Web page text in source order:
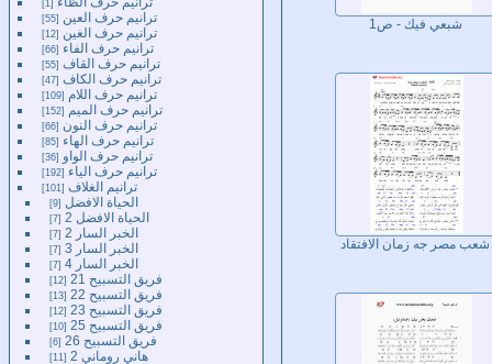
ترانيم حرف العين 55
ترانيم حرف الغين 12
ترانيم حرف الفاء 66
ترانيم حرف القاف 55
ترانيم حرف الكاف 47
ترانيم حرف اللام 109
ترانيم حرف الميم 152
ترانيم حرف النون 66
ترانيم حرف الهاء 85
ترانيم حرف الواو 36
ترانيم حرف الياء 192
ترانيم الغلاف 101
الحياة الافضل 9
الحياة الافضل 2 7
الخبر السار 2 7
الخبر السار 3 7
الخبر السار 4 7
فريق التسبيح 21 12
فريق التسبيح 22 13
فريق التسبيح 23 12
فريق التسبيح 25 10
فريق التسبيح 26 6
هاني روماني 2 11
شبعي فيك - ص1
شعب مصر جه زمان الافتقاد